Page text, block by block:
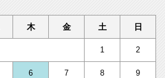
木 金 土 日
1 2
6 7 8 9